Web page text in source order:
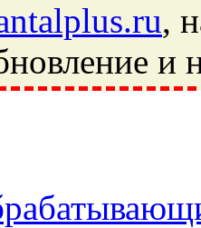
,
и
метизы, техника,